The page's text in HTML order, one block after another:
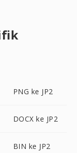
PNG ke JP2
DOCX ke JP2
BIN ke JP2